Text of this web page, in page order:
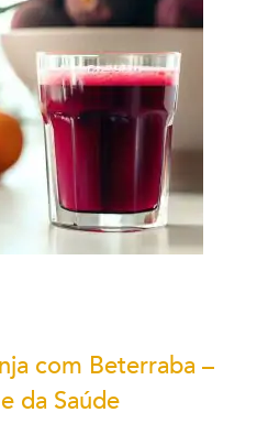
com Beterraba –
da Saúde